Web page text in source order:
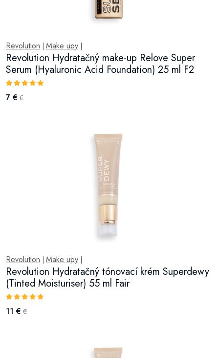
Revolution Make upy
Revolution Hydratačný make-up Relove Super
Serum (Hyaluronic Acid Foundation) 25 ml F2
7 € €
Revolution Make upy
Revolution Hydratačný tónovací krém Superdewy
(Tinted Moisturiser) 55 ml Fair
11 € €